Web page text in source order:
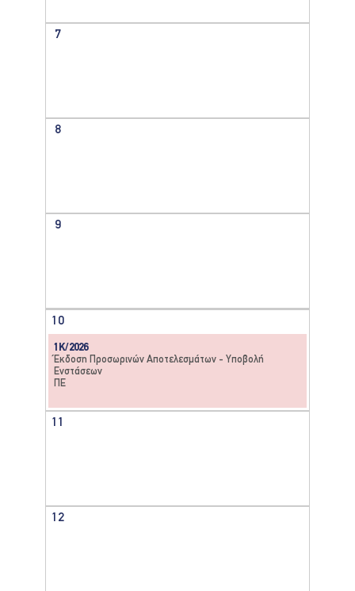
7
8
9
10
1Κ/2026
Έκδοση Προσωρινών Αποτελεσμάτων - Υποβολή
Ενστάσεων
ΠΕ
11
12